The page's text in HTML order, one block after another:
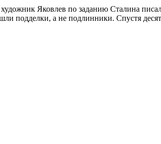
Яковлев по заданию Сталина
подделки, а не подлинники. Спустя